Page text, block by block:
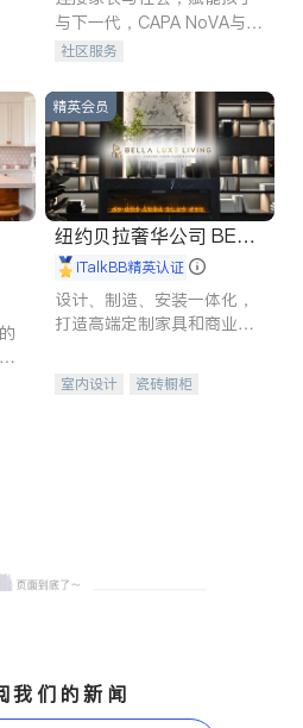
与下一代，CAPA NoVA与您
携手建设包容、公平、充满
社区服务
精英会员
纽约贝拉奢华公司 BELL
A LUXE
iTalkBB精英认证
设计、制造、安装一体化，
打造高端定制家具和商业空
室内设计
瓷砖橱柜
我们的新闻